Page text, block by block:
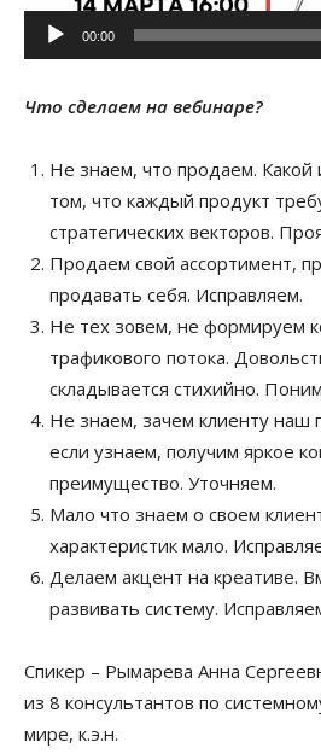
00:00
Что сделаем на вебинаре?
Не знаем, что продаем.
том, что каждый продукт
стратегических векторов.
Продаем свой ассортимент,
продавать себя. Исправляем.
Не тех зовем, не формируем
трафикового потока.
складывается стихийно.
Не знаем, зачем клиенту наш
если узнаем, получим яркое
преимущество. Уточняем.
Мало что знаем о своем
характеристик мало.
Делаем акцент на креативе.
развивать систему.
Спикер – Рымарева Анна
из 8 консультантов по
мире, к.э.н.